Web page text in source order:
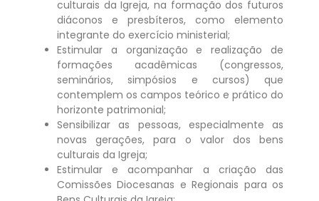
culturais da Igreja, na formação dos futuros
diáconos e presbíteros, como elemento
integrante do exercício ministerial;
Estimular a organização e realização de
formações acadêmicas (congressos,
seminários, simpósios e cursos) que
contemplem os campos teórico e prático do
horizonte patrimonial;
Sensibilizar as pessoas, especialmente as
novas gerações, para o valor dos bens
culturais da Igreja;
Estimular e acompanhar a criação das
Comissões Diocesanas e Regionais para os